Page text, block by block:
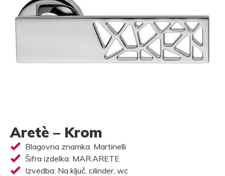
Aretè – Krom
Blagovna znamka: Martinelli
Šifra izdelka: MAR.ARETE
Izvedba: Na ključ, cilinder, wc